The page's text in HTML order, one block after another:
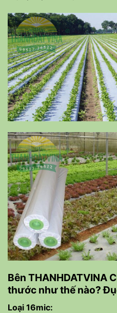
Bên THANHDATVINA
thước như thế nào?
Loại 16mic: